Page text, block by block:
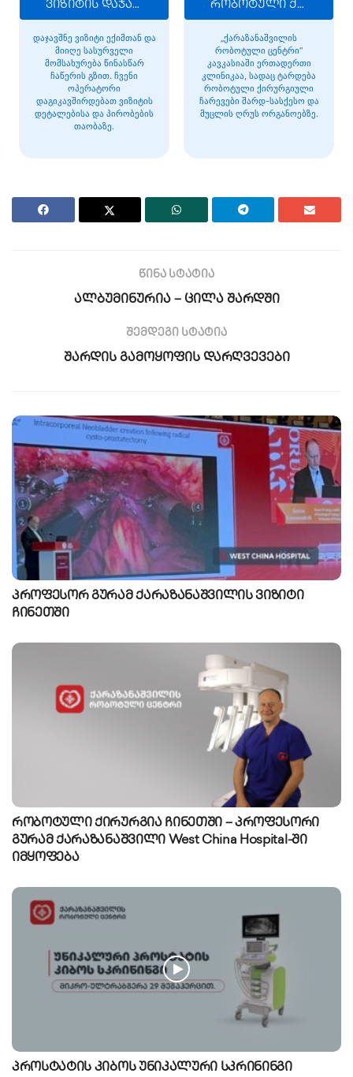
ვიზიტის დაჯავშნა
დაჯავშნე ვიზიტი ექიმთან და
მიიღე სასურველი
მომსახურება წინასწარ
ჩაწერის გზით. ჩვენი
ოპერატორი
დაგიკავშირდებათ ვიზიტის
დეტალებისა და პირობების
თაობაზე.
რობოტული ქირურგია
„ქარაზანაშვილის
რობოტული ცენტრი“
კავკასიაში ერთადერთი
კლინიკაა, სადაც ტარდება
რობოტული ქირურგიული
ჩარევები შარდ-სასქესო და
მუცლის ღრუს ორგანოებზე.
წინა სტატია
ალბუმინურია – ცილა შარდში
შემდეგი სტატია
შარდის გამოყოფის დარღვევები
პროფესორ გურამ ქარაზანაშვილის ვიზიტი
ჩინეთში
რობოტული ქირურგია ჩინეთში – პროფესორი
გურამ ქარაზანაშვილი West China Hospital-ში
იმყოფება
პროსტატის კიბოს უნიკალური სკრინინგი